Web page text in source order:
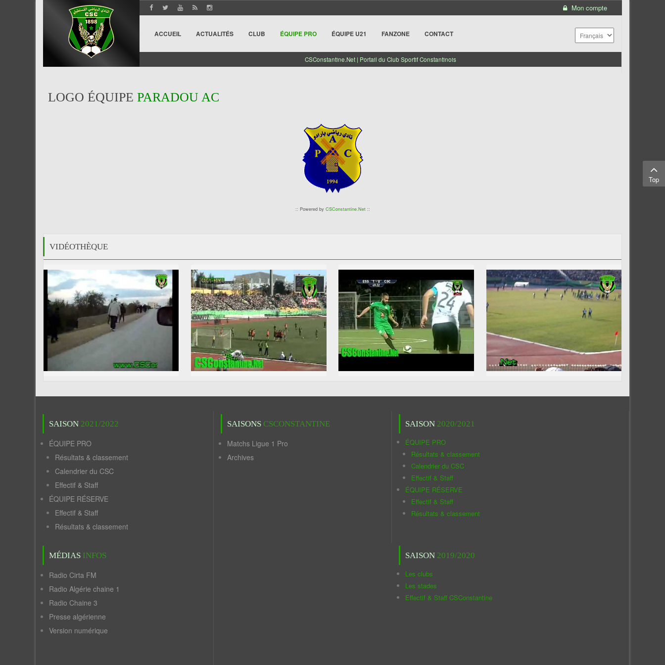
Mon compte
ACCUEIL ACTUALITÉS CLUB ÉQUIPE PRO ÉQUIPE U21 FANZONE CONTACT
CSConstantine.Net | Portail du Club Sportif Constantinois
LOGO ÉQUIPE PARADOU AC
:: Powered by CSConstantine.Net::
VIDÉOTHÈQUE
SAISON 2021/2022
ÉQUIPE PRO
Résultats & classement
Calendrier du CSC
Effectif & Staff
ÉQUIPE RÉSERVE
Effectif & Staff
Résultats & classement
MÉDIAS INFOS
Radio Cirta FM
Radio Algérie chaine 1
Radio Chaine 3
Presse algérienne
Version numérique
SAISONS CSCONSTANTINE
Matchs Ligue 1 Pro
Archives
SAISON 2020/2021
ÉQUIPE PRO
Résultats & classement
Calendrier du CSC
Effectif & Staff
ÉQUIPE RÉSERVE
Effectif & Staff
Résultats & classement
SAISON 2019/2020
Les clubs
Les stades
Effectif & Staff CSConstantine
Top